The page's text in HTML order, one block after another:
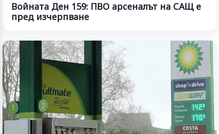
Войната Ден 159: ПВО арсеналът на САЩ е
пред изчерпване